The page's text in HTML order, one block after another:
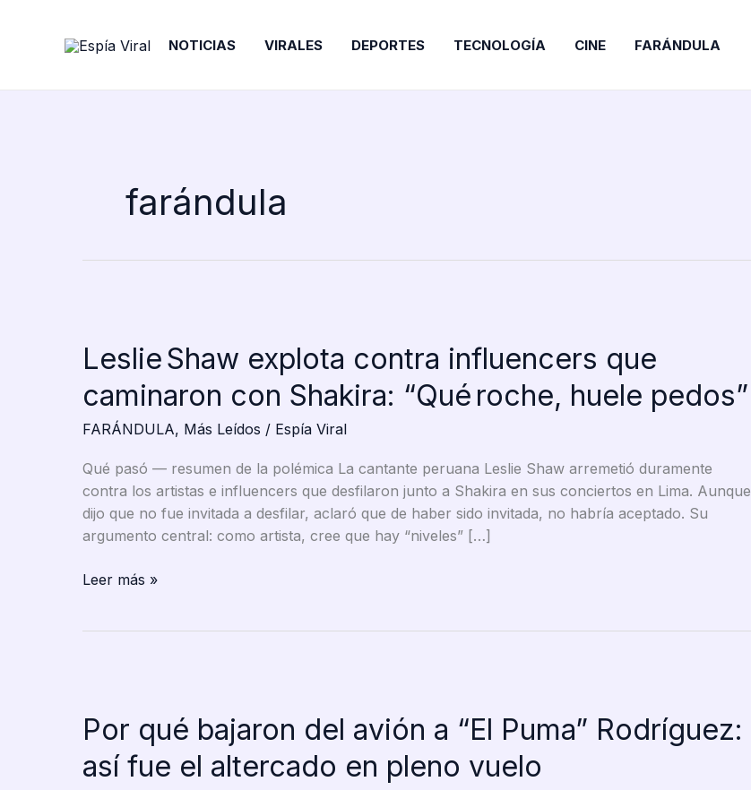
contenido
NOTICIAS VIRALES DEPORTES TECNOLOGÍA CINE FARÁNDULA
farándula
Leslie Shaw explota contra influencers que
caminaron con Shakira: “Qué roche, huele pedos”
FARÁNDULA, Más Leídos / Espía Viral
Qué pasó — resumen de la polémica La cantante peruana Leslie Shaw arremetió duramente
contra los artistas e influencers que desfilaron junto a Shakira en sus conciertos en Lima. Aunque
dijo que no fue invitada a desfilar, aclaró que de haber sido invitada, no habría aceptado. Su
argumento central: como artista, cree que hay “niveles” […]
Leslie Shaw
Shakira:
“Qué roche,
huele
Leer más »
Por qué bajaron del avión a “El Puma” Rodríguez:
así fue el altercado en pleno vuelo